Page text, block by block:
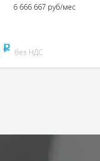
6 666 667 руб/мес
pуббез НДС